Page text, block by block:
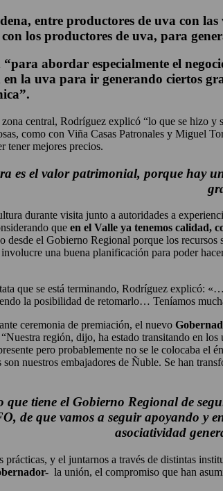
entre productores de uva con
los productores de uva, para
abordar especialmente el
la uva para ir generando ciertos
central, Rodríguez explicó “lo que se hizo y
como con Viña Casas Patronales y Miguel
tener mejores precios.
es el valor patrimonial, porque hay
durante visita junto a autoridades a
que en el Valle ya tenemos calidad,
el Gobierno Regional porque los
una buena planificación para poder
que se está terminando, Rodríguez explicó:
la posibilidad de retomarlo… Teníamos
ceremonia de premiación, el nuevo
región, dijo, ha estado transitando en
pero probablemente no se le colocaba
nuestros embajadores de Ñuble. Se han
tiene el Gobierno Regional de
de que vamos a seguir apoyando y
asociatividad
y el juntarnos a través de distintas
la unión, el compromiso que han